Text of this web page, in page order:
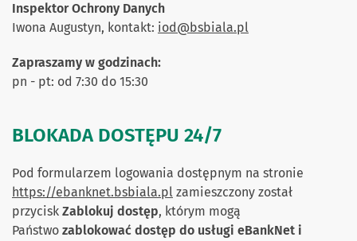
Inspektor Ochrony Danych
Iwona Augustyn, kontakt: iod@bsbiala.pl
Zapraszamy w godzinach:
pn - pt: od 7:30 do 15:30
BLOKADA DOSTĘPU 24/7
Pod formularzem logowania dostępnym na stronie
https://ebanknet.bsbiala.pl zamieszczony został
przycisk Zablokuj dostęp, którym mogą
Państwo zablokować dostęp do usługi eBankNet i